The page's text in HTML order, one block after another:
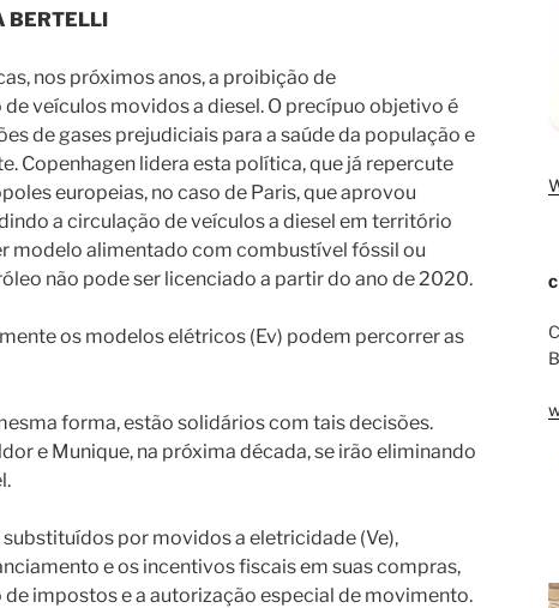
BERTELLI
nos próximos anos, a proibição de
veículos movidos a diesel. O precípuo objetivo é
de gases prejudiciais para a saúde da população e
Copenhagen lidera esta política, que já repercute
europeias, no caso de Paris, que aprovou
a circulação de veículos a diesel em território
modelo alimentado com combustível fóssil ou
não pode ser licenciado a partir do ano de 2020.
os modelos elétricos (Ev) podem percorrer as
forma, estão solidários com tais decisões.
e Munique, na próxima década, se irão eliminando
substituídos por movidos a eletricidade (Ve),
e os incentivos fiscais em suas compras,
de impostos e a autorização especial de movimento.